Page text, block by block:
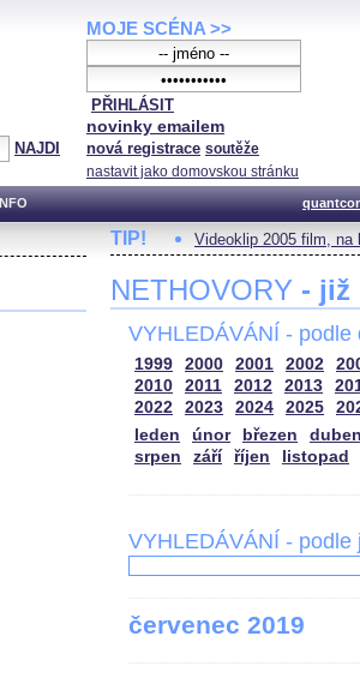
NAJDI
MOJE SCÉNA >>
PŘIHLÁSIT
novinky emailem
nová registrace soutěže
nastavit jako domovskou stránku
TIP! Videoklip 2005 film, na
NETHOVORY - již
VYHLEDÁVÁNÍ - podle
1999 2000 2001 2002
2010
2011 2012 2013
2022
2023 2024 2025
leden
únor březen duben
srpen září říjen listopad
VYHLEDÁVÁNÍ - podle
červenec 2019